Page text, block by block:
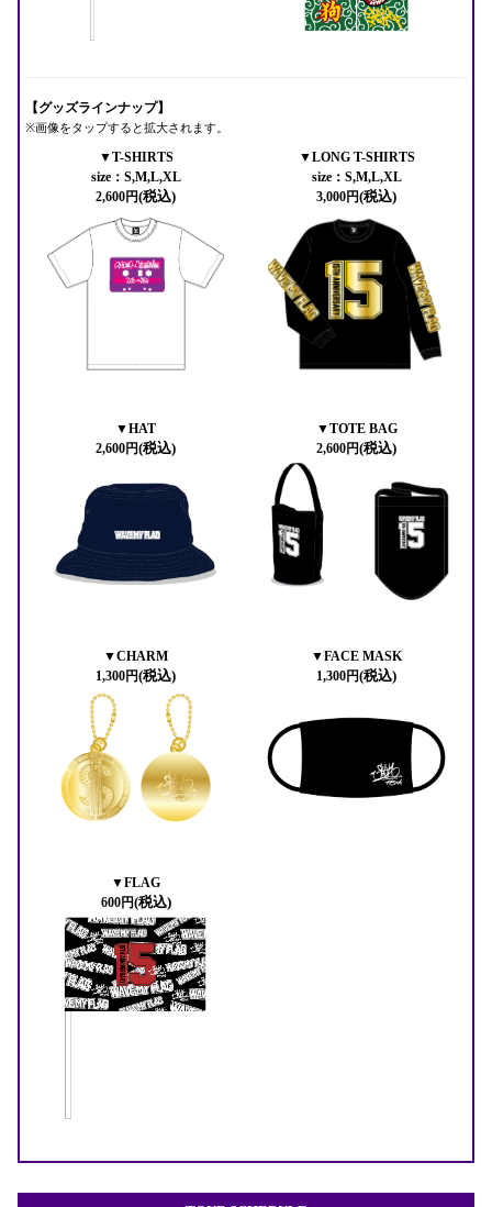
【グッズラインナップ】
※画像をタップすると拡大されます。
▼T-SHIRTS
size：S,M,L,XL
2,600円(税込)
▼LONG T-SHIRTS
size：S,M,L,XL
3,000円(税込)
▼HAT
2,600円(税込)
▼TOTE BAG
2,600円(税込)
▼CHARM
1,300円(税込)
▼FACE MASK
1,300円(税込)
▼FLAG
600円(税込)